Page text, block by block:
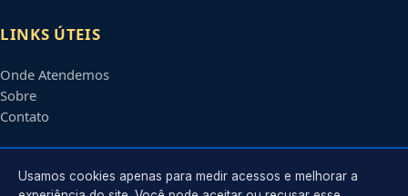
LINKS ÚTEIS
Onde Atendemos
Sobre
Contato
CONTATO
Usamos cookies apenas para medir acessos e melhorar a